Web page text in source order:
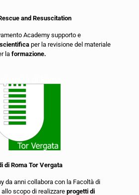
and Resuscitation
Academy supporto e
per la revisione del materiale
la formazione.
di Roma Tor Vergata
da anni collabora con la Facoltà di
scopo di realizzare progetti di